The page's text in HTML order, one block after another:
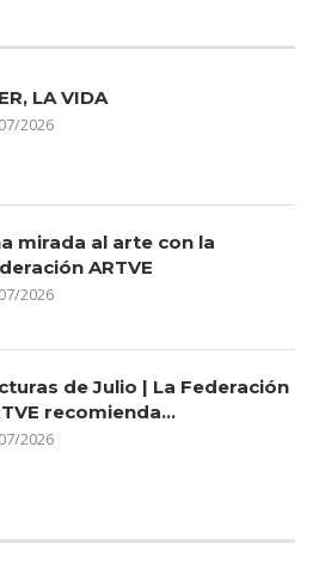
LA VIDA
2026
mirada al arte con la
ARTVE
2026
de Julio | La Federación
recomienda…
2026